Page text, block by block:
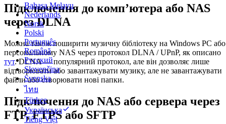
Bahasa Melayu
Nederlands
Norsk
Polski
Português
Română
Русский
Slovenčina
Svenska
ไทย
Türkçe
Українська
Tiếng Việt
Підключення до комп’ютера або NAS
через DLNA
Можна також поширити музичну бібліотеку на Windows PC або
персональному NAS через протокол DLNA / UPnP, як описано
тут. DLNA — популярний протокол, але він дозволяє лише
відтворювати або завантажувати музику, але не завантажувати
файли або створювати нові папки.
Підключення до NAS або сервера через
FTP, FTPS або SFTP